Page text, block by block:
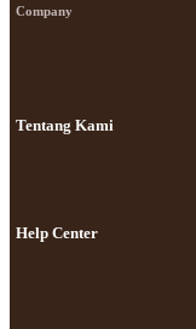
Company
Tentang Kami
Help Center